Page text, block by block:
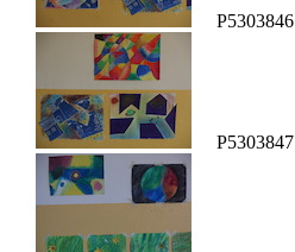
P5303846
P5303847